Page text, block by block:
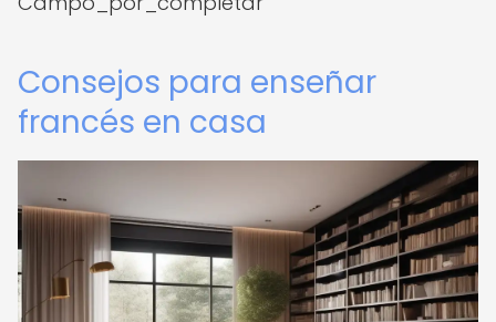
Consejos para enseñar
francés en casa